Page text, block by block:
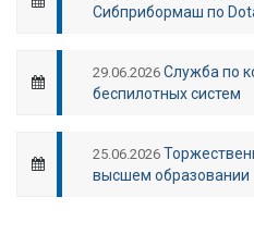
Сибприбормаш по
29.06.2026 Служба по
беспилотных систем
25.06.2026
высшем образовании